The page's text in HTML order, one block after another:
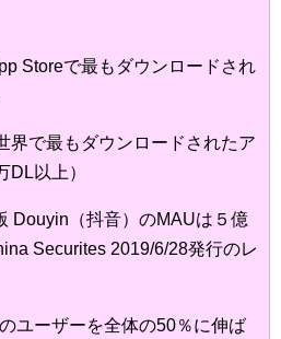
Storeで最もダウンロードされ
界で最もダウンロードされたア
DL以上）
Douyin（抖音）のMAUは５億
Securites 2019/6/28発行のレ
ユーザーを全体の50％に伸ば